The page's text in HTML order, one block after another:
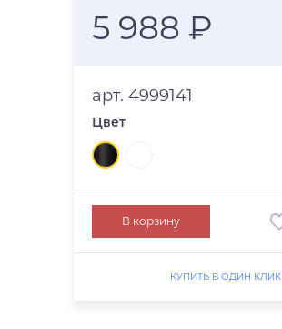
5 988 ₽
арт. 4999141
Цвет
В корзину
КУПИТЬ В ОДИН КЛИК